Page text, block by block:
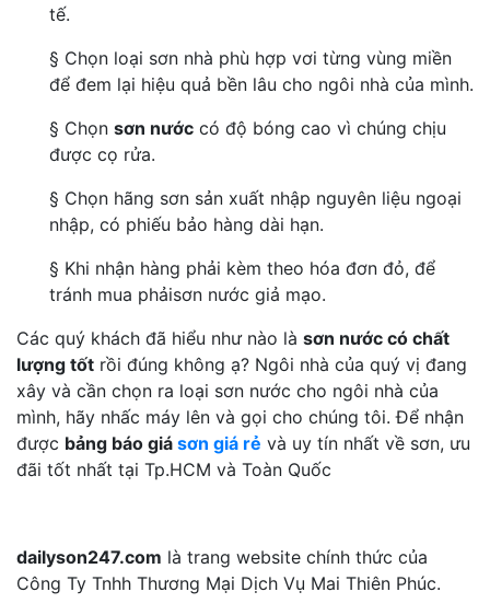
tế.
§ Chọn loại sơn nhà phù hợp vơi từng vùng miền
để đem lại hiệu quả bền lâu cho ngôi nhà của mình.
§ Chọn sơn nước có độ bóng cao vì chúng chịu
được cọ rửa.
§ Chọn hãng sơn sản xuất nhập nguyên liệu ngoại
nhập, có phiếu bảo hàng dài hạn.
§ Khi nhận hàng phải kèm theo hóa đơn đỏ, để
tránh mua phảisơn nước giả mạo.
Các quý khách đã hiểu như nào là sơn nước có chất
lượng tốt rồi đúng không ạ? Ngôi nhà của quý vị đang
xây và cần chọn ra loại sơn nước cho ngôi nhà của
mình, hãy nhấc máy lên và gọi cho chúng tôi. Để nhận
được bảng báo giá sơn giá rẻ và uy tín nhất về sơn, ưu
đãi tốt nhất tại Tp.HCM và Toàn Quốc
dailyson247.com là trang website chính thức của
Công Ty Tnhh Thương Mại Dịch Vụ Mai Thiên Phúc.